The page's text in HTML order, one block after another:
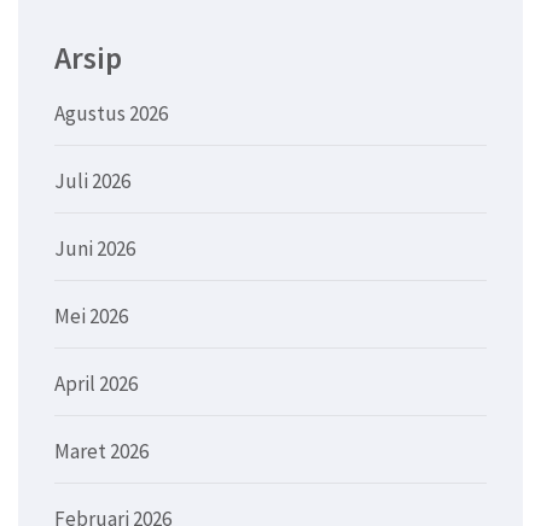
Arsip
Agustus 2026
Juli 2026
Juni 2026
Mei 2026
April 2026
Maret 2026
Februari 2026